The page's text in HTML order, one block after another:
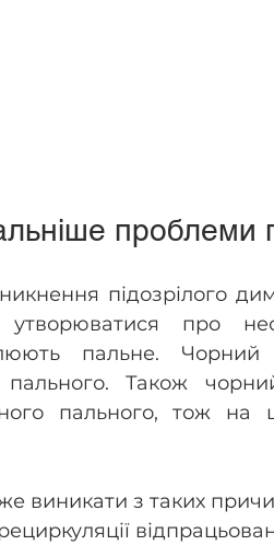
проблеми
підозрілого
про
пальне.
пального. Також
пального, тож
виникати з таких